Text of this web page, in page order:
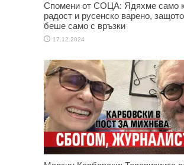
Спомени от СОЦА: Ядяхме само
радост и русенско варено,
беше само с връзки
17.12.2024